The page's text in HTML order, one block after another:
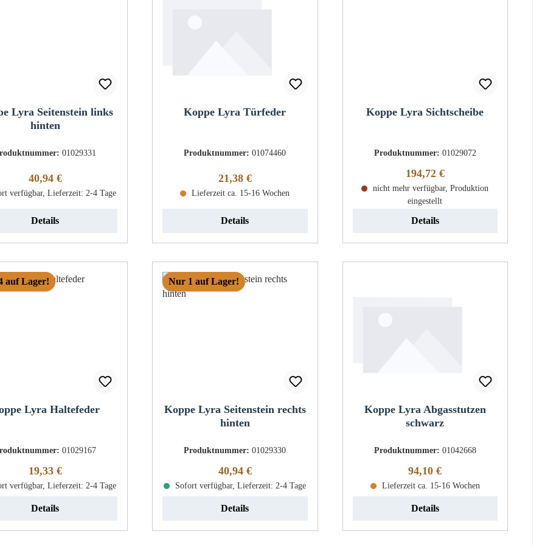
Lyra Seitenstein links
hinten
01029331
Regulärer Preis:
40,94 €
verfügbar, Lieferzeit: 2-4 Tage
Details
Koppe Lyra Türfeder
Produktnummer:01074460
Regulärer Preis:
21,38 €
Lieferzeit ca. 15-16 Wochen
Details
Koppe Lyra Sichtscheibe
Produktnummer: 01029072
Regulärer Preis:
194,72 €
nicht mehr verfügbar, Produktion
eingestellt
Details
auf Lager!
Lyra Haltefeder
01029167
Regulärer Preis:
19,33 €
verfügbar, Lieferzeit: 2-4 Tage
Details
Nur 1 auf Lager!
Koppe Lyra Seitenstein rechts
hinten
Produktnummer:01029330
Regulärer Preis:
40,94 €
Sofort verfügbar, Lieferzeit: 2-4 Tage
Details
Koppe Lyra Abgasstutzen
schwarz
Produktnummer: 01042668
Regulärer Preis:
94,10 €
Lieferzeit ca. 15-16 Wochen
Details